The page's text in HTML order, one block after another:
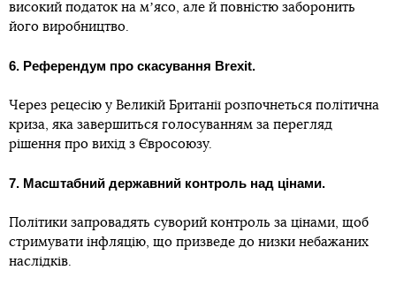
високий податок на мʼясо, але й повністю заборонить
його виробництво.
6. Референдум про скасування Brexit.
Через рецесію у Великій Британії розпочнеться політична
криза, яка завершиться голосуванням за перегляд
рішення про вихід з Євросоюзу.
7. Масштабний державний контроль над цінами.
Політики запровадять суворий контроль за цінами, щоб
стримувати інфляцію, що призведе до низки небажаних
наслідків.